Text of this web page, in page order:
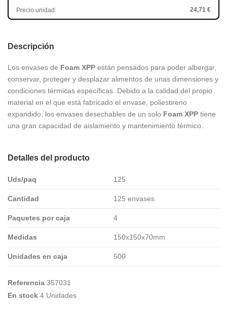
Precio unidad: 24,71 €
Descripción
Los envases de Foam XPP están pensados para poder albergar,
conservar, proteger y desplazar alimentos de unas dimensiones y
condiciones térmicas específicas. Debido a la calidad del propio
material en el que está fabricado el envase, poliestireno
expandido, los envases desechables de un solo Foam XPP tiene
una gran capacidad de aislamiento y mantenimiento térmico.
Detalles del producto
Uds/paq 125
Cantidad 125 envases
Paquetes por caja 4
Medidas 150x150x70mm
Unidades en caja 500
Referencia 357031
En stock 4 Unidades